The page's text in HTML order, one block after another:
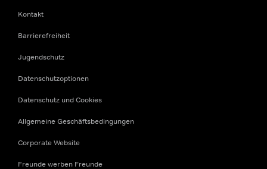
Kontakt
Barrierefreiheit
Jugendschutz
Datenschutzoptionen
Datenschutz und Cookies
Allgemeine Geschäftsbedingungen
Corporate Website
Freunde werben Freunde